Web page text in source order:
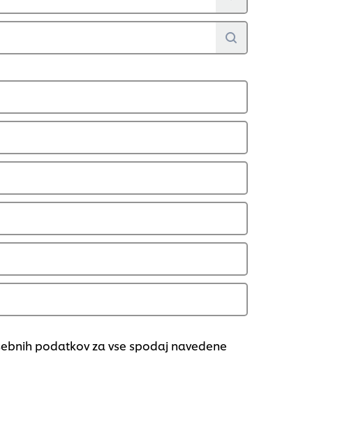
podatkov za vse spodaj navedene